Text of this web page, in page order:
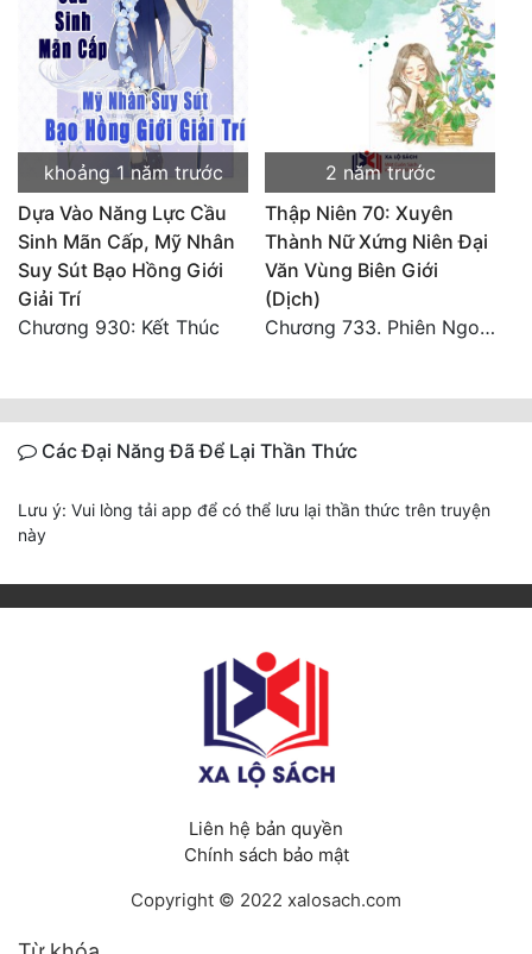
khoảng 1 năm trước
Dựa Vào Năng Lực Cầu
Sinh Mãn Cấp, Mỹ Nhân
Suy Sút Bạo Hồng Giới
Giải Trí
Chương 930: Kết Thúc
2 năm trước
Thập Niên 70: Xuyên
Thành Nữ Xứng Niên Đại
Văn Vùng Biên Giới
(Dịch)
Chương 733. Phiên Ngoại Hoàn
Các Đại Năng Đã Để Lại Thần Thức
Lưu ý: Vui lòng tải app để có thể lưu lại thần thức trên truyện
này
Liên hệ bản quyền
Chính sách bảo mật
Copyright © 2022 xalosach.com